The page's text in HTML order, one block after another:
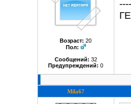
Возраст: 20
Пол:
Сообщений: 32
Предупреждений: 0
Mila67